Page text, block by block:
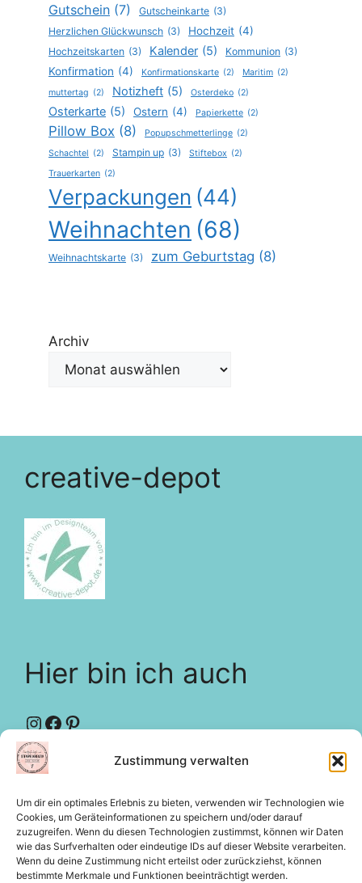
Zustimmung verwalten
Um dir ein optimales Erlebnis zu bieten, verwenden wir Technologien wie
Cookies, um Geräteinformationen zu speichern und/oder darauf
zuzugreifen. Wenn du diesen Technologien zustimmst, können wir Daten
wie das Surfverhalten oder eindeutige IDs auf dieser Website verarbeiten.
Wenn du deine Zustimmung nicht erteilst oder zurückziehst, können
bestimmte Merkmale und Funktionen beeinträchtigt werden.
Gutschein (7) Gutscheinkarte (3)
Herzlichen Glückwunsch (3) Hochzeit (4)
Hochzeitskarten (3) Kalender (5) Kommunion (3)
Konfirmation (4) Konfirmationskarte (2) Maritim (2)
muttertag (2) Notizheft (5) Osterdeko (2)
Osterkarte (5) Ostern (4) Papierkette (2)
Pillow Box (8) Popupschmetterlinge (2)
Schachtel (2) Stampin up (3) Stiftebox (2)
Trauerkarten (2)
Verpackungen (44)
Weihnachten (68)
Weihnachtskarte (3) zum Geburtstag (8)
Archiv
creative-depot
Hier bin ich auch
Instagram
Facebook
Pinterest
Designteam creative-depot
Rechtliches
Impressum